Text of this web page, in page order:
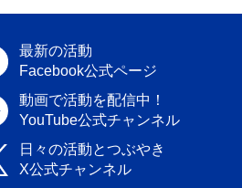
最新の活動
Facebook公式ページ
動画で活動を配信中！
YouTube公式チャンネル
日々の活動とつぶやき
X公式チャンネル